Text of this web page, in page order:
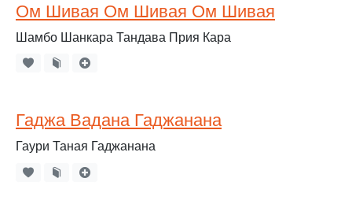
Ом Шивая Ом Шивая Ом Шивая
Шамбо Шанкара Тандава Прия Кара
Гаджа Вадана Гаджанана
Гаури Таная Гаджанана